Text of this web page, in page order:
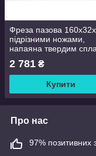
Фреза пазова
підрізними ножами,
напаяна твердим
ВК.
2 781 ₴
Купити
Про нас
97% позитивних з